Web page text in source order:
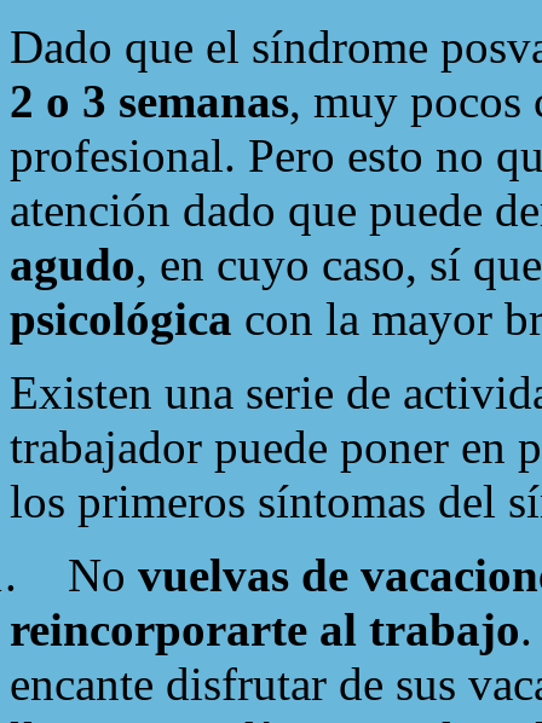
Dado que el síndrome
2 o 3 semanas, muy pocos
profesional. Pero esto no
atención dado que puede
agudo, en cuyo caso, sí
psicológica con la mayor
Existen una serie de
trabajador puede poner en
los primeros síntomas del
No vuelvas de
reincorporarte al trabajo
encante disfrutar de sus